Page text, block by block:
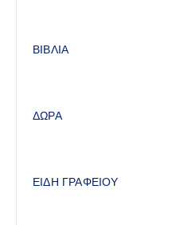
ΒΙΒΛΙΑ
ΔΩΡΑ
ΕΙΔΗ ΓΡΑΦΕΙΟΥ